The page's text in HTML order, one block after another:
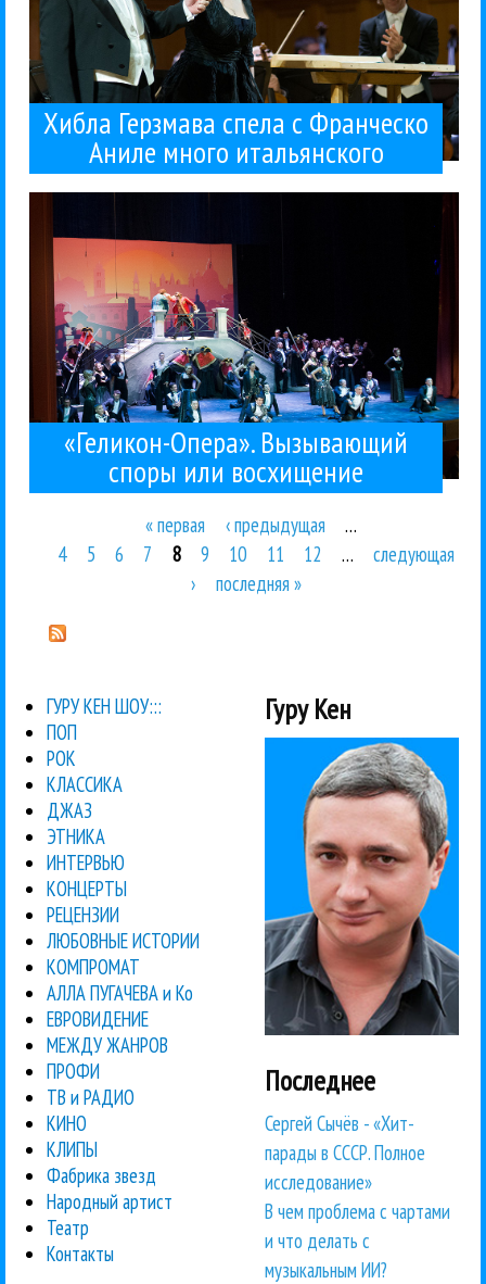
Хибла Герзмава спела с Франческо
Аниле много итальянского
«Геликон-Опера». Вызывающий
споры или восхищение
Ноябрем 2015 года открылось
Страницы
« первая ‹ предыдущая
…
4
5 6 7 8 9 10 11 12 …
следующая
›
последняя »
ГУРУ КЕН ШОУ:::
ПОП
РОК
КЛАССИКА
ДЖАЗ
ЭТНИКА
ИНТЕРВЬЮ
КОНЦЕРТЫ
РЕЦЕНЗИИ
ЛЮБОВНЫЕ ИСТОРИИ
КОМПРОМАТ
АЛЛА ПУГАЧЕВА и Ко
ЕВРОВИДЕНИЕ
МЕЖДУ ЖАНРОВ
ПРОФИ
ТВ и РАДИО
КИНО
КЛИПЫ
Фабрика звезд
Народный артист
Театр
Контакты
Гуру Кен
Последнее
Сергей Сычёв - «Хит-
парады в СССР. Полное
исследование»
В чем проблема с чартами
и что делать с
музыкальным ИИ?